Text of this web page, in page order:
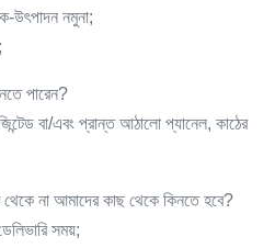
উৎপাদন নমুনা;
পারেন?
বা/এবং প্রান্ত আঠালো প্যানেল, কাঠের
না আমাদের কাছ থেকে কিনতে হবে?
সময়;